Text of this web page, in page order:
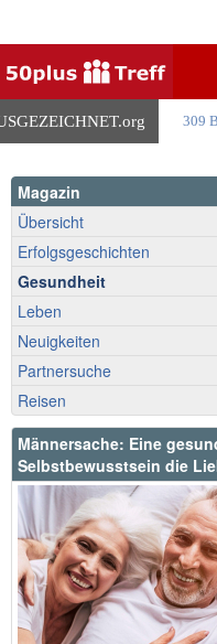
.org 309
Magazin
Übersicht
Erfolgsgeschichten
Gesundheit
Leben
Neuigkeiten
Partnersuche
Reisen
Männersache: Eine
Selbstbewusstsein die